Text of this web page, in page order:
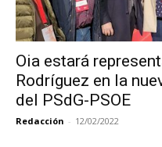
Oia estará
Rodríguez en la
del PSdG-PSOE
Redacción - 12/02/2022